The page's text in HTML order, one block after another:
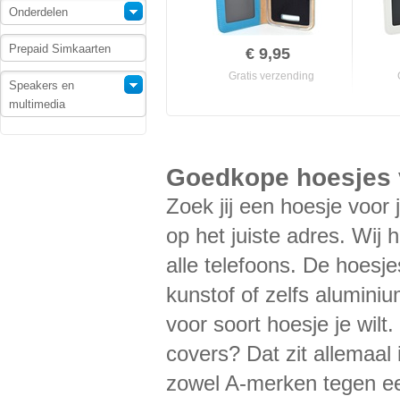
Onderdelen
Prepaid Simkaarten
Speakers en
multimedia
€ 9,95
Gratis verzending
Goedkope
Zoek jij een hoesje voor
op het juiste adres. Wij
alle telefoons. De
kunstof of zelfs
voor soort hoesje je
covers? Dat zit
zowel A-merken tegen